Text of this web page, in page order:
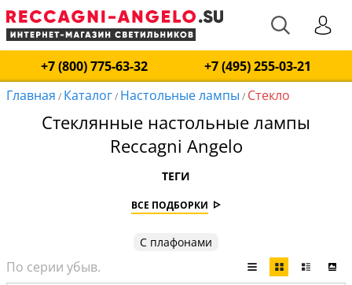
+7 (800) 775-63-32
+7 (495) 255-03-21
Главная / Каталог/ Настольные лампы / Стекло
Стеклянные настольные лампы
Reccagni Angelo
ТЕГИ
ВСЕ ПОДБОРКИ
С плафонами